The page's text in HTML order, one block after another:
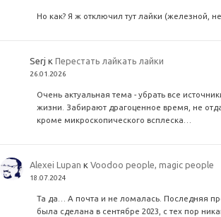
Но как? Я ж отключил тут лайки (железной,
Serj кПерестать лайкать лайки
26.01.2026
Очень актуальная тема - убрать все
жизни. Забирают драгоценное время, не
кроме микроскопического всплеска…
Alexei Lupan кVoodoo people, magic people
18.07.2024
Та да… А почта и не ломалась. Последняя
была сделана в сентябре 2023, с тех пор